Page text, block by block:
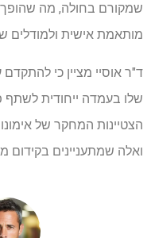
שמקורם בחולה, מה שהופך
מותאמת אישית ולמודלים
ד"ר אוסיי מציין כי
שלו בעמדה ייחודית לשתף
ואלה שמתעניינים בקידום